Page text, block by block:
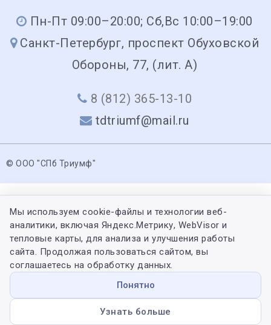
Пн-Пт 09:00–20:00; Сб,Вс 10:00–19:00
Санкт-Петербург, проспект Обуховской
Обороны, 77, (лит. А)
8 (812) 365-13-10
tdtriumf@mail.ru
© ООО "СПб Триумф"
Мы используем cookie-файлы и технологии веб-
аналитики, включая Яндекс.Метрику, WebVisor и
тепловые карты, для анализа и улучшения работы
сайта. Продолжая пользоваться сайтом, вы
соглашаетесь на обработку данных.
Понятно
Узнать больше